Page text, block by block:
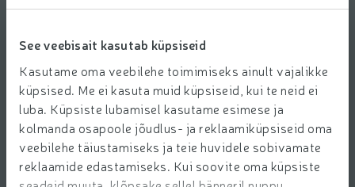
See veebisait kasutab küpsiseid
Kasutame oma veebilehe toimimiseks ainult vajalikke
küpsised. Me ei kasuta muid küpsiseid, kui te neid ei
luba. Küpsiste lubamisel kasutame esimese ja
kolmanda osapoole jõudlus- ja reklaamiküpsiseid oma
veebilehe täiustamiseks ja teie huvidele sobivamate
reklaamide edastamiseks. Kui soovite oma küpsiste